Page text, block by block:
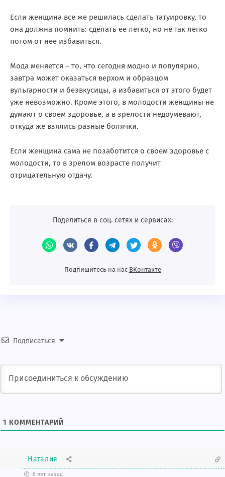
Если женщина все же решилась сделать татуировку, то
она должна помнить: сделать ее легко, но не так легко
потом от нее избавиться.
Мода меняется – то, что сегодня модно и популярно,
завтра может оказаться верхом и образцом
вульгарности и безвкусицы, а избавиться от этого будет
уже невозможно. Кроме этого, в молодости женщины не
думают о своем здоровье, а в зрелости недоумевают,
откуда же взялись разные болячки.
Если женщина сама не позаботится о своем здоровье с
молодости, то в зрелом возрасте получит
отрицательную отдачу.
Поделиться в соц. сетях и сервисах:
Подпишитесь на нас BКонтакте
Подписаться
1 КОММЕНТАРИЙ
Наталия
6 лет назад